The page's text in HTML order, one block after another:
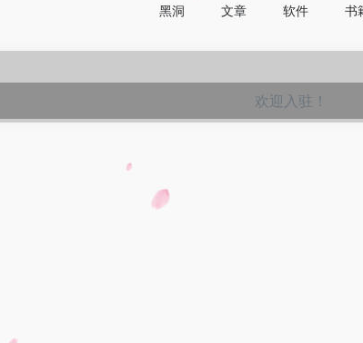
黑洞 文章 软件 书
欢迎入驻！